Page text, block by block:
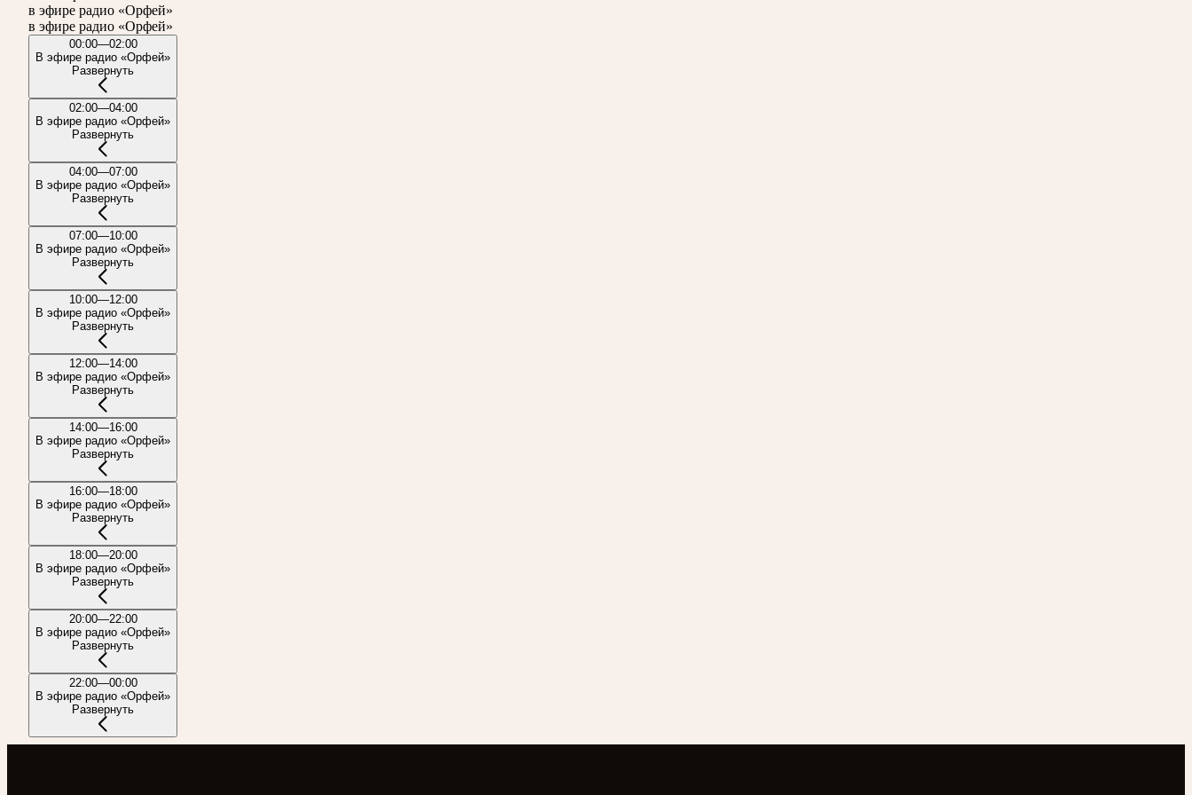
в эфире радио «Орфей»
в эфире радио «Орфей»
00:00—02:00
В эфире радио «Орфей»
Развернуть
02:00—04:00
В эфире радио «Орфей»
Развернуть
04:00—07:00
В эфире радио «Орфей»
Развернуть
07:00—10:00
В эфире радио «Орфей»
Развернуть
10:00—12:00
В эфире радио «Орфей»
Развернуть
12:00—14:00
В эфире радио «Орфей»
Развернуть
14:00—16:00
В эфире радио «Орфей»
Развернуть
16:00—18:00
В эфире радио «Орфей»
Развернуть
18:00—20:00
В эфире радио «Орфей»
Развернуть
20:00—22:00
В эфире радио «Орфей»
Развернуть
22:00—00:00
В эфире радио «Орфей»
Развернуть